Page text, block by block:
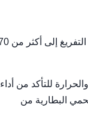
للتأكد من أداء
البطارية من